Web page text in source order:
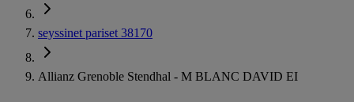
seyssinet pariset 38170
Allianz Grenoble Stendhal - M BLANC DAVID EI